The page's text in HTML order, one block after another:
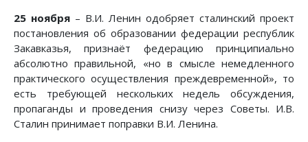
25 ноября – В.И. Ленин одобряет сталинский проект
постановления об образовании федерации республик
Закавказья, признаёт федерацию принципиально
абсолютно правильной, «но в смысле немедленного
практического осуществления преждевременной», то
есть требующей нескольких недель обсуждения,
пропаганды и проведения снизу через Советы. И.В.
Сталин принимает поправки В.И. Ленина.